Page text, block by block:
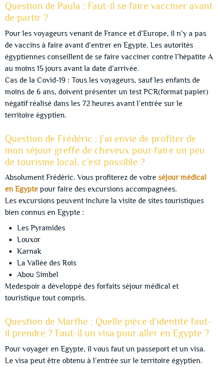
Question de Paula : Faut-il se faire vacciner avant
de partir ?
Pour les voyageurs venant de France et d’Europe, il n’y a pas
de vaccins à faire avant d’entrer en Egypte. Les autorités
égyptiennes conseillent de se faire vacciner contre l’hépatite A
au moins 15 jours avant la date d’arrivée.
Cas de la Covid-19 : Tous les voyageurs, sauf les enfants de
moins de 6 ans, doivent présenter un test PCR(format papier)
négatif réalisé dans les 72 heures avant l’entrée sur le
territoire égyptien.
Question de Frédéric : J’ai envie de profiter de
mon séjour greffe de cheveux pour faire un peu
de tourisme local, c’est possible ?
Absolument Frédéric. Vous profiterez de votre séjour médical
en Egypte pour faire des excursions accompagnées.
Les excursions peuvent inclure la visite de sites touristiques
bien connus en Egypte :
Les Pyramides
Louxor
Karnak
La Vallée des Rois
Abou Simbel
Medespoir a développé des forfaits séjour médical et
touristique tout compris.
Question de Marthe : Quelle pièce d’identité faut-
il prendre ? Faut-il un visa pour aller en Egypte ?
Pour voyager en Egypte, il vous faut un passeport et un visa.
Le visa peut être obtenu à l’entrée sur le territoire égyptien.